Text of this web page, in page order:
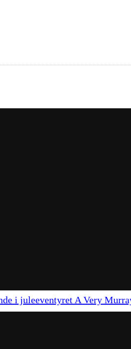
i juleeventyret A Very